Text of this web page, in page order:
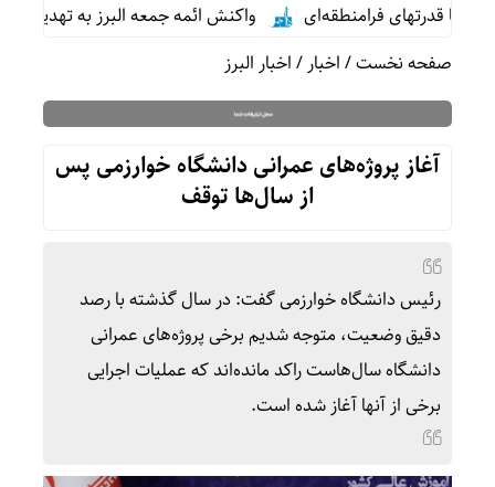
فرامنطقه‌ای
واکنش ائمه جمعه البرز به تهدیدها و جنگ
صفحه نخست/اخبار/اخبار البرز
آغاز پروژه‌های عمرانی دانشگاه خوارزمی پس
از سال‌ها توقف
رئیس دانشگاه خوارزمی گفت: در سال گذشته با رصد
دقیق وضعیت، متوجه شدیم برخی پروژه‌های عمرانی
دانشگاه سال‌هاست راکد مانده‌اند که عملیات اجرایی
برخی از آنها آغاز شده است.